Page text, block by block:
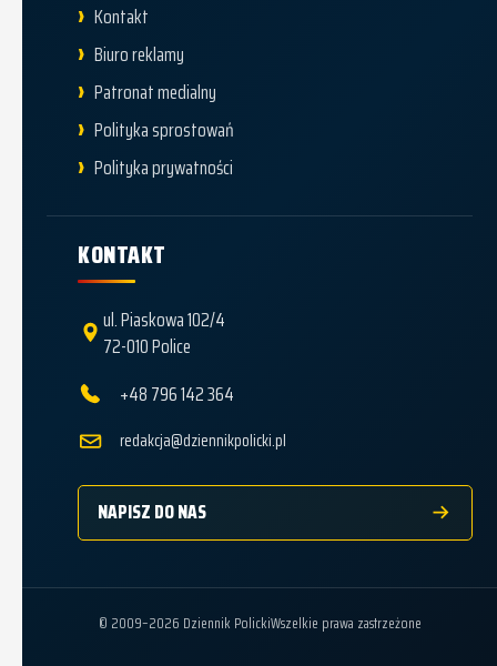
Kontakt
Biuro reklamy
Patronat medialny
Polityka sprostowań
Polityka prywatności
KONTAKT
ul. Piaskowa 102/4
72-010 Police
+48 796 142 364
redakcja@dziennikpolicki.pl
NAPISZ DO NAS
© 2009–2026 Dziennik PolickiWszelkie prawa zastrzeżone